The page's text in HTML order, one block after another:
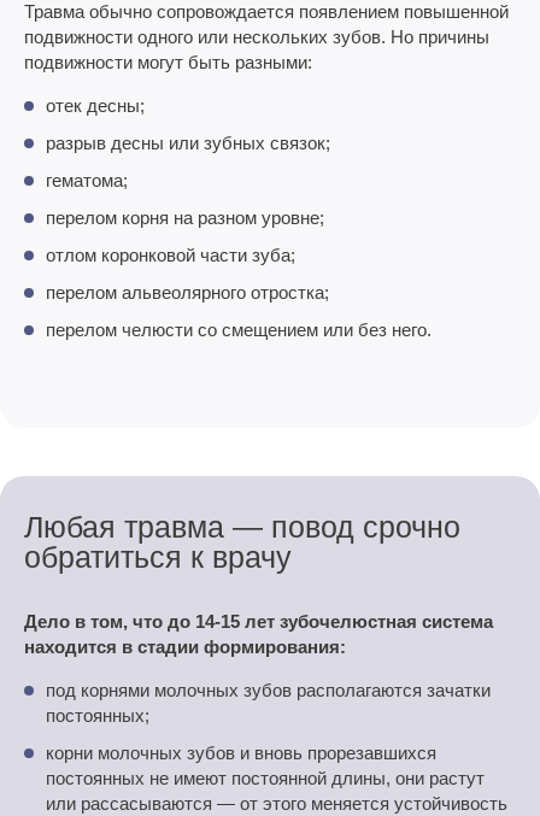
Травма обычно сопровождается появлением повышенной
подвижности одного или нескольких зубов. Но причины
подвижности могут быть разными:
отек десны;
разрыв десны или зубных связок;
гематома;
перелом корня на разном уровне;
отлом коронковой части зуба;
перелом альвеолярного отростка;
перелом челюсти со смещением или без него.
Любая травма — повод срочно
обратиться к врачу
Дело в том, что до 14-15 лет зубочелюстная система
находится в стадии формирования:
под корнями молочных зубов располагаются зачатки
постоянных;
корни молочных зубов и вновь прорезавшихся
постоянных не имеют постоянной длины, они растут
или рассасываются — от этого меняется устойчивость